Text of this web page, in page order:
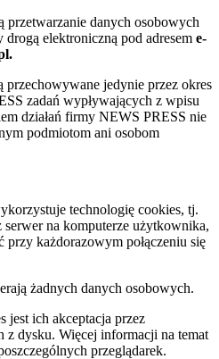
przetwarzanie danych osobowych
elektroniczną pod adresem e-
przechowywane jedynie przez okres
zadań wypływających z wpisu
działań firmy NEWS PRESS nie
podmiotom ani osobom
technologię cookies, tj.
na komputerze użytkownika,
przy każdorazowym połączeniu się
żadnych danych osobowych.
jest ich akceptacja przez
z dysku. Więcej informacji na temat
przeglądarek.